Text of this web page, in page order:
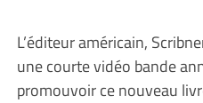
L’éditeur américain,
une courte vidéo bande
promouvoir ce nouveau